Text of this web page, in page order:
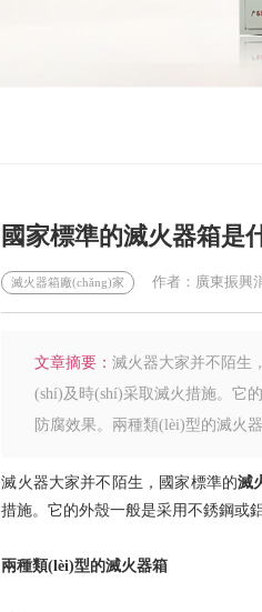
國家標準的滅火器箱是什
滅火器箱廠(chǎng)家 作者：廣東振興
文章摘要：滅火器大家并不陌生
(shí)及時(shí)采取滅火措施。
防腐效果。兩種類(lèi)型的滅火
滅火器大家并不陌生， 國家標準的滅
措施。它的外殼一般是采用不銹鋼或
兩種類(lèi)型的滅火器箱